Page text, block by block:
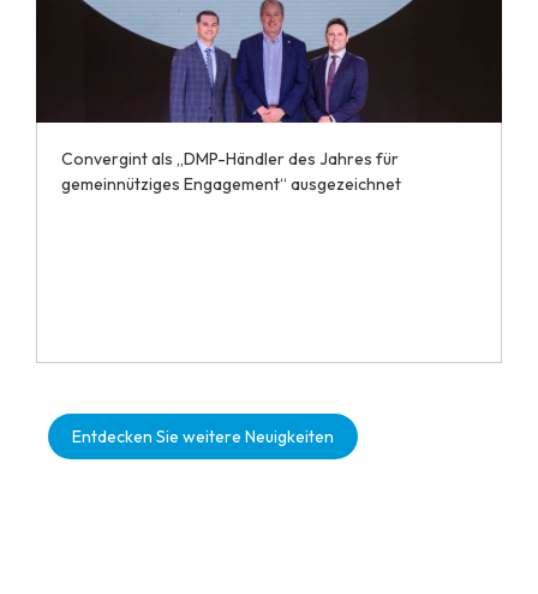
Convergint als „DMP-Händler des Jahres für
gemeinnütziges Engagement“ ausgezeichnet
Entdecken Sie weitere Neuigkeiten